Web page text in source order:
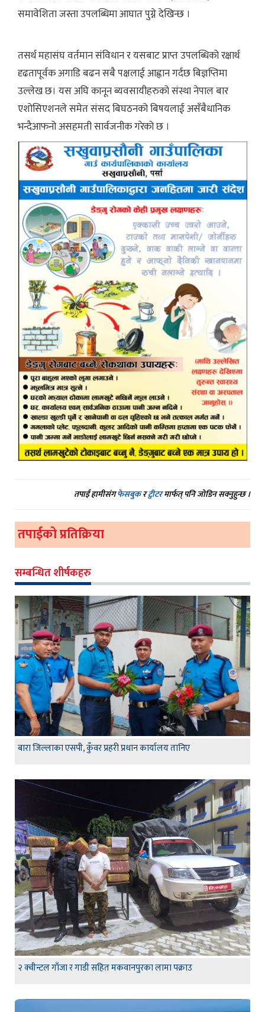
समावेशिता जस्ता उपलब्धिमा आघात पुग्ने देखिन्छ ।
तसर्थ महासंघ वर्तमान संविधान र यसबाट प्राप्त उपलब्धिको रक्षार्थ
दृढतापूर्वक अगाडि बढन सबै पक्षलाई आह्वान गर्दछ बिज्ञप्तिमा
उल्लेख छ। यस अघि कानून ब्यवसायीहरुको संस्था नेपाल बार
एशोसिएशनले समेत संसद बिघठनको बिषयलाई असँबैधानिक
भन्दैआफनो असहमती सार्वजनीक गरेको छ ।
तपाईं हामीसंगफेसबुकरट्वीटरमार्फत् पनि जोडिन सक्नुहुन्छ ।
तपाईको प्रतिक्रिया
सम्बन्धित शीर्षकहरु
बारा जिल्लाका एसपी, कुँवर प्रहरी प्रधान कार्यालय तानिए
२ क्वीन्टल गाँजा र गाडी सहित मकवानपुरका लामा पक्राउ